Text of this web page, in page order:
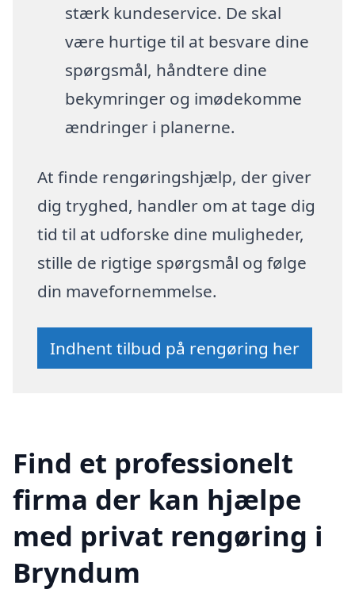
stærk kundeservice. De skal
være hurtige til at besvare dine
spørgsmål, håndtere dine
bekymringer og imødekomme
ændringer i planerne.
At finde rengøringshjælp, der giver
dig tryghed, handler om at tage dig
tid til at udforske dine muligheder,
stille de rigtige spørgsmål og følge
din mavefornemmelse.
Indhent tilbud på rengøring her
Find et professionelt
firma der kan hjælpe
med privat rengøring i
Bryndum